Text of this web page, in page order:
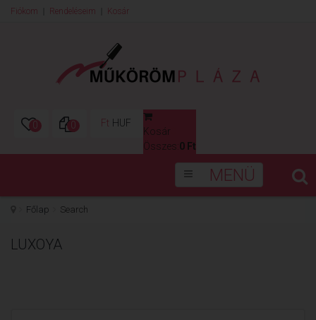
Fiókom Rendeléseim Kosár
0 0 Ft HUF
Kosár
Összes: 0 Ft
MENÜ
Főlap Search
LUXOYA